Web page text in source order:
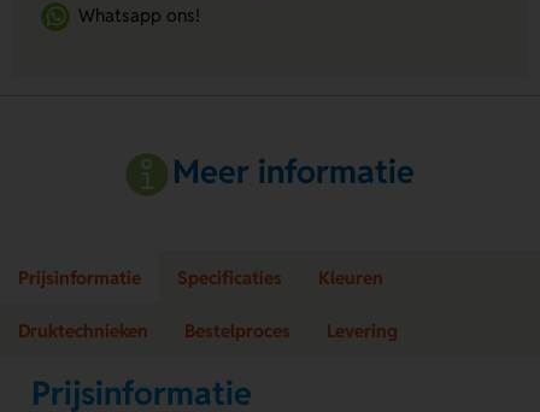
Whatsapp ons!
Meer informatie
Prijsinformatie Specificaties Kleuren
Druktechnieken Bestelproces Levering
Prijsinformatie